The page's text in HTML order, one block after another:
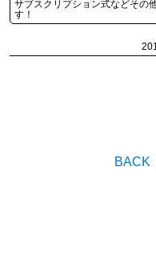
サブスクリプション式などその
す！
BACK